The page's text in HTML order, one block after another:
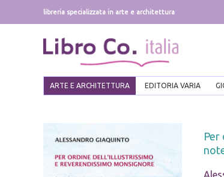
libreria specializzata in arte e architettura
ARTE E ARCHITETTURA EDITORIA VARIA
Per